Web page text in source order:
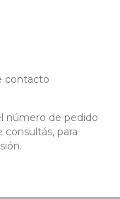
contacto
número de pedido
para